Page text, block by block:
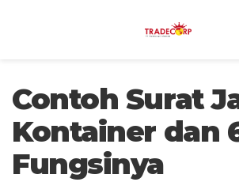
Contoh Surat
Kontainer dan
Fungsinya